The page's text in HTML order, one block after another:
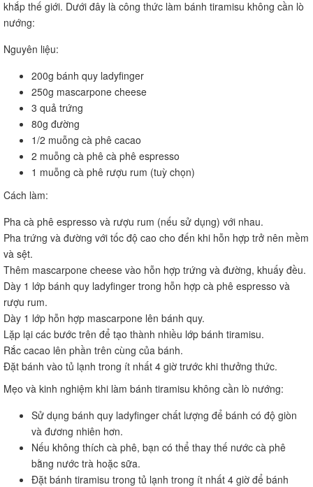
khắp thế giới. Dưới đây là công thức làm bánh tiramisu không cần lò
nướng:
Nguyên liệu:
200g bánh quy ladyfinger
250g mascarpone cheese
3 quả trứng
80g đường
1/2 muỗng cà phê cacao
2 muỗng cà phê cà phê espresso
1 muỗng cà phê rượu rum (tuỳ chọn)
Cách làm:
Pha cà phê espresso và rượu rum (nếu sử dụng) với nhau.
Pha trứng và đường với tốc độ cao cho đến khi hỗn hợp trở nên mềm
và sệt.
Thêm mascarpone cheese vào hỗn hợp trứng và đường, khuấy đều.
Dày 1 lớp bánh quy ladyfinger trong hỗn hợp cà phê espresso và
rượu rum.
Dày 1 lớp hỗn hợp mascarpone lên bánh quy.
Lặp lại các bước trên để tạo thành nhiều lớp bánh tiramisu.
Rắc cacao lên phần trên cùng của bánh.
Đặt bánh vào tủ lạnh trong ít nhất 4 giờ trước khi thưởng thức.
Mẹo và kinh nghiệm khi làm bánh tiramisu không cần lò nướng:
Sử dụng bánh quy ladyfinger chất lượng để bánh có độ giòn
và đương nhiên hơn.
Nếu không thích cà phê, bạn có thể thay thế nước cà phê
bằng nước trà hoặc sữa.
Đặt bánh tiramisu trong tủ lạnh trong ít nhất 4 giờ để bánh